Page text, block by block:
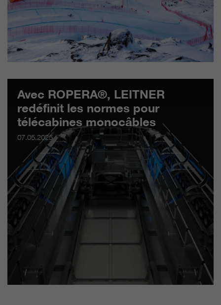
Avec ROPERA®, LEITNER
redéfinit les normes pour
télécabines monocâbles
07.05.2025